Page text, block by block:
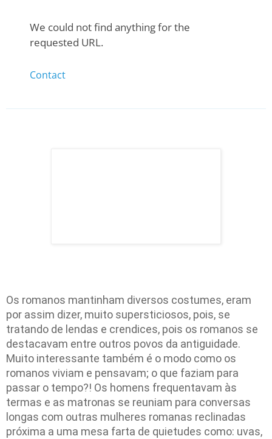
Os romanos mantinham diversos costumes, eram
por assim dizer, muito supersticiosos, pois, se
tratando de lendas e crendices, pois os romanos se
destacavam entre outros povos da antiguidade.
Muito interessante também é o modo como os
romanos viviam e pensavam; o que faziam para
passar o tempo?! Os homens frequentavam às
termas e as matronas se reuniam para conversas
longas com outras mulheres romanas reclinadas
próxima a uma mesa farta de quietudes como: uvas,